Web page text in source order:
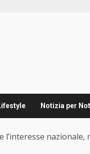
Notizia per